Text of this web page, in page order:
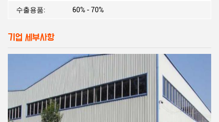
수출용품: 60% - 70%
기업 세부사항